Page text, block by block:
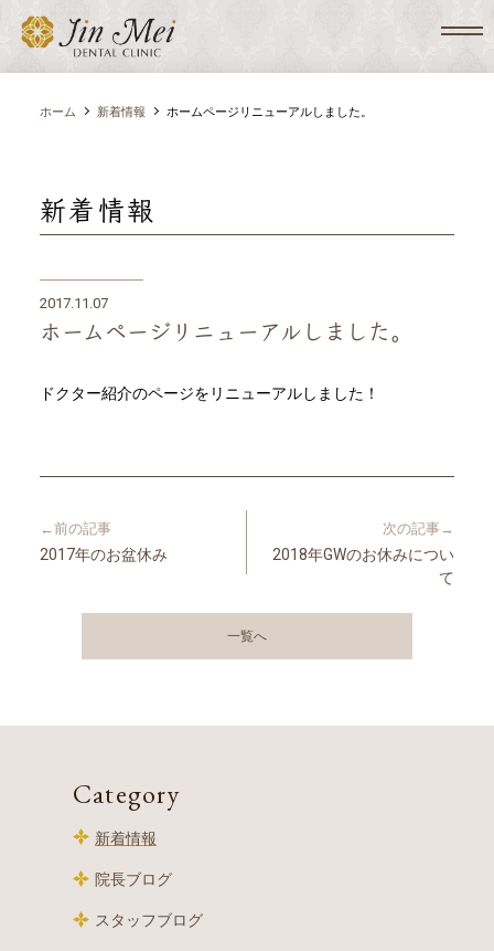
ホーム 新着情報 ホームページリニューアルしました。
新着情報
2017.11.07
ホームページリニューアルしました。
ドクター紹介のページをリニューアルしました！
←前の記事
2017年のお盆休み
次の記事→
2018年GWのお休みについ
て
一覧へ
Category
新着情報
院長ブログ
スタッフブログ